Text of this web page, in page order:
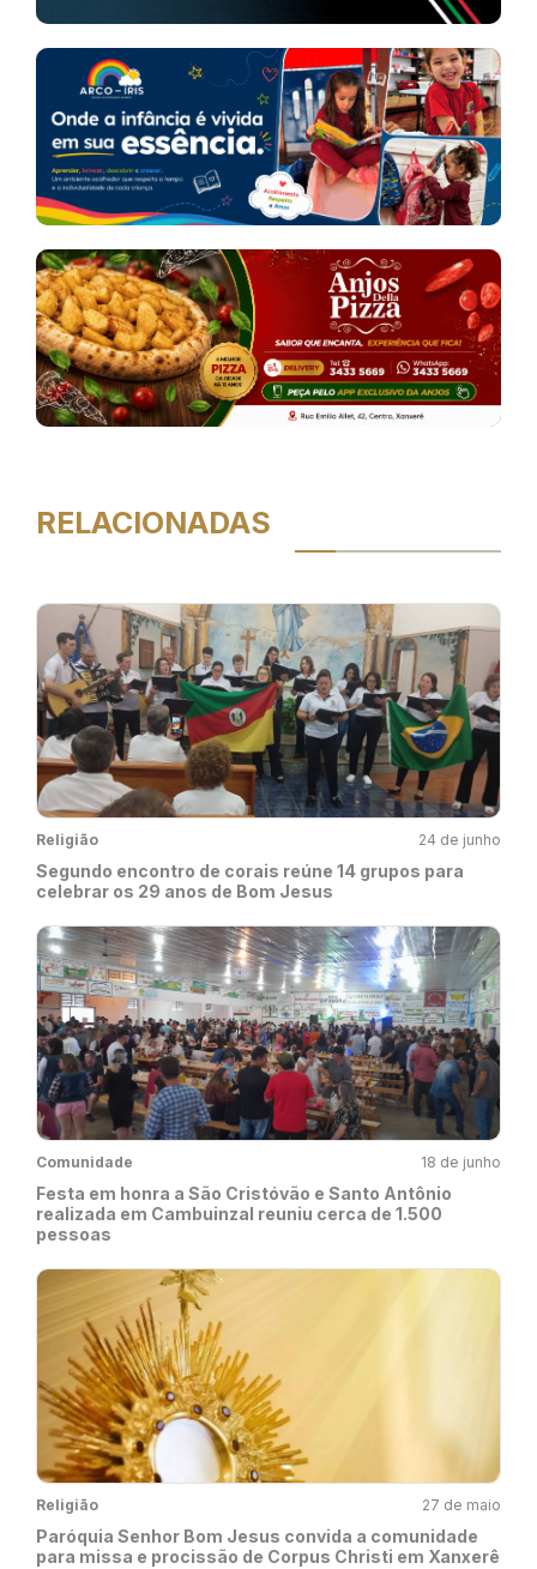
RELACIONADAS
Religião 24 de junho
Segundo encontro de corais reúne 14 grupos para
celebrar os 29 anos de Bom Jesus
Comunidade 18 de junho
Festa em honra a São Cristóvão e Santo Antônio
realizada em Cambuinzal reuniu cerca de 1.500
pessoas
Religião 27 de maio
Paróquia Senhor Bom Jesus convida a comunidade
para missa e procissão de Corpus Christi em Xanxerê